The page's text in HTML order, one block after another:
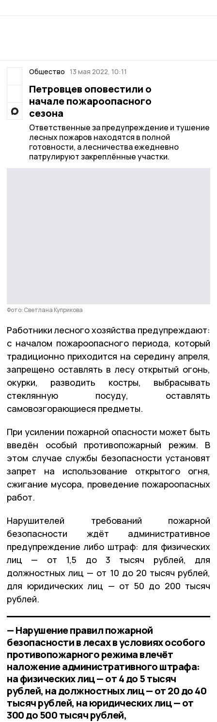
Общество 13 мая 2022, 10:11
Петровцев оповестили о
начале пожароопасного
сезона
Ответственные за предупреждение и тушение
лесных пожаров находятся в полной
готовности, а лесничества ежедневно
патрулируют закреплённые участки.
Фото: Светлана Куприкова
Работники лесного хозяйства предупреждают:
с началом пожароопасного периода, который
традиционно приходится на середину апреля,
запрещено оставлять в лесу открытый огонь,
окурки, разводить костры, выбрасывать
стеклянную посуду, оставлять
самовозгорающиеся предметы.
При усилении пожарной опасности может быть
введён особый противопожарный режим. В
этом случае службы безопасности установят
запрет на использование открытого огня,
сжигание мусора, проведение пожароопасных
работ.
Нарушителей требований пожарной
безопасности ждёт административное
предупреждение либо штраф: для физических
лиц — от 1,5 до 3 тысяч рублей, для
должностных лиц — от 10 до 20 тысяч рублей,
для юридических лиц — от 50 до 200 тысяч
рублей.
— Нарушение правил пожарной
безопасности в лесах в условиях особого
противопожарного режима влечёт
наложение административного штрафа:
на физических лиц — от 4 до 5 тысяч
рублей, на должностных лиц — от 20 до 40
тысяч рублей, на юридических лиц — от
300 до 500 тысяч рублей,